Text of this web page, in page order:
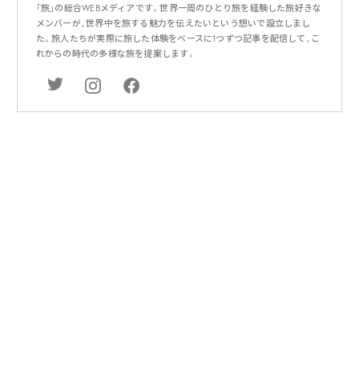
「旅」の総合WEBメディアです。世界一周のひとり旅を経験した旅好きな
メンバーが、世界中を旅する魅力を伝えたいという想いで設立しまし
た。旅人たちが実際に旅した体験をベースに1つずつ記事を配信して、こ
れからの時代の多様な旅を提案します。